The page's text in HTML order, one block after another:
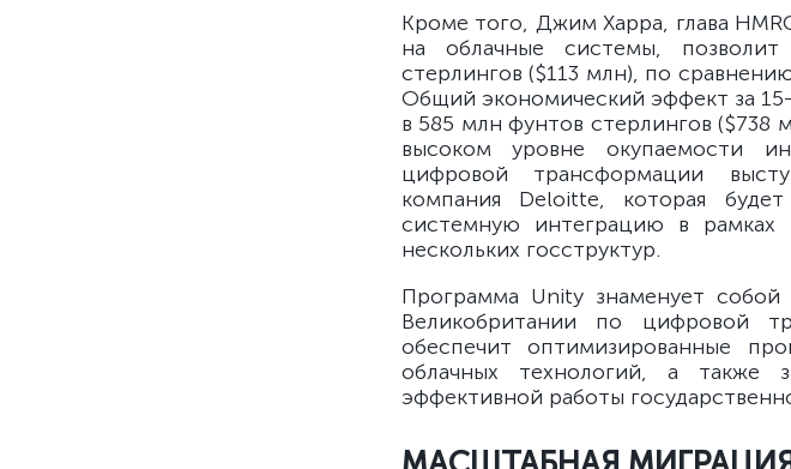
Кроме того, Джим Харра, глава
на облачные системы,
стерлингов ($113 млн), по
Общий экономический эффект за
в 585 млн фунтов стерлингов ($738
высоком уровне окупаемости
цифровой трансформации
компания Deloitte, которая
системную интеграцию в рамках
нескольких госструктур.
Программа Unity знаменует собой
Великобритании по цифровой
обеспечит оптимизированные
облачных технологий, а также
эффективной работы